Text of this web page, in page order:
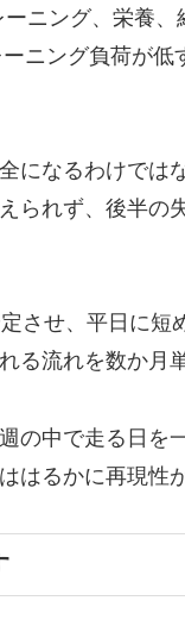
ニング、栄養
ニング負荷が低
になるわけでは
られず、後半の
させ、平日に短
流れを数か月
の中で走る日を
はるかに再現性